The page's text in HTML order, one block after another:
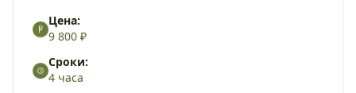
Цена:
9 800 ₽
Сроки:
4 часа